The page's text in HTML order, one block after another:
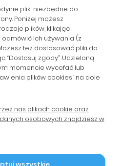
Gromadzka 46
sklep@wpc24.pl
Newsletter i
pliki niezbędne do
Poniżej możesz
plików, klikając
odmówić ich używania (z
też dostosować pliki do
“Dostosuj zgody”. Udzieloną
momencie wycofać lub
plików cookies” na dole
nas plikach cookie oraz
osobowych znajdziesz w